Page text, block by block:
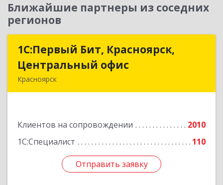
Ближайшие партнеры из соседних
регионов
1С:Первый Бит, Красноярск,
Центральный офис
Красноярск
Клиентов на сопровождении
2010
1С:Специалист
110
Отправить заявку
1С:Первый Бит, Красноярск,
Центральный офис
Подробнее
Отправить заявку